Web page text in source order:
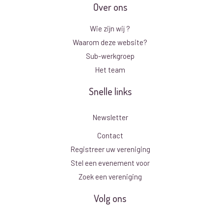
Over ons
Wie zijn wij ?
Waarom deze website?
Sub-werkgroep
Het team
Snelle links
Newsletter
Contact
Registreer uw vereniging
Stel een evenement voor
Zoek een vereniging
Volg ons